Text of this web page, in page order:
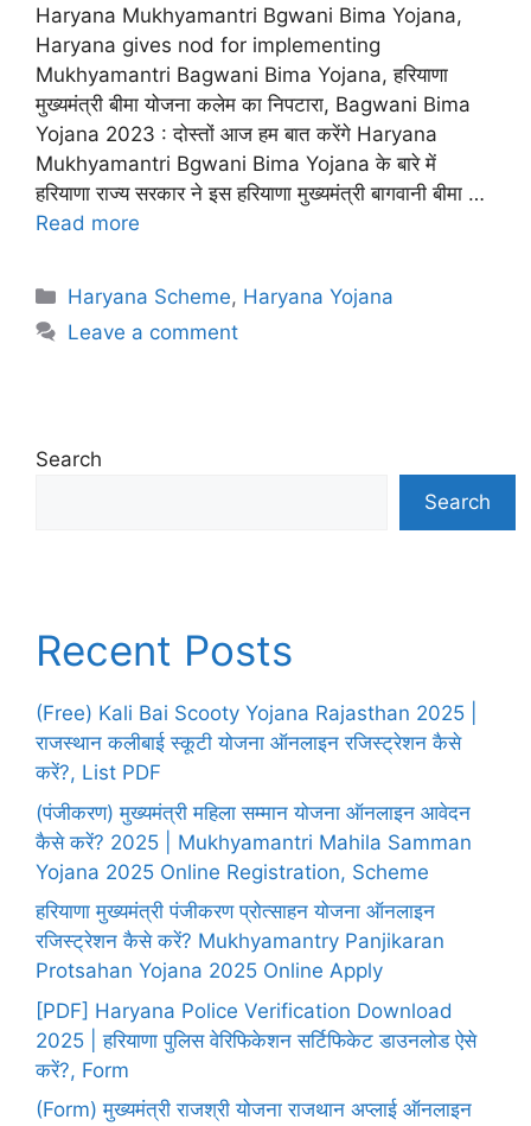
Haryana Mukhyamantri Bgwani Bima Yojana,
Haryana gives nod for implementing
Mukhyamantri Bagwani Bima Yojana, हरियाणा
मुख्यमंत्री बीमा योजना कलेम का निपटारा, Bagwani Bima
Yojana 2023 : दोस्तों आज हम बात करेंगे Haryana
Mukhyamantri Bgwani Bima Yojana के बारे में
हरियाणा राज्य सरकार ने इस हरियाणा मुख्यमंत्री बागवानी बीमा …
Read more
Categories
Haryana Scheme, Haryana Yojana
Leave a comment
Search
Search
Recent Posts
(Free) Kali Bai Scooty Yojana Rajasthan 2025 |
राजस्थान कलीबाई स्कूटी योजना ऑनलाइन रजिस्ट्रेशन कैसे
करें?, List PDF
(पंजीकरण) मुख्यमंत्री महिला सम्मान योजना ऑनलाइन आवेदन
कैसे करें? 2025 | Mukhyamantri Mahila Samman
Yojana 2025 Online Registration, Scheme
हरियाणा मुख्यमंत्री पंजीकरण प्रोत्साहन योजना ऑनलाइन
रजिस्ट्रेशन कैसे करें? Mukhyamantry Panjikaran
Protsahan Yojana 2025 Online Apply
[PDF] Haryana Police Verification Download
2025 | हरियाणा पुलिस वेरिफिकेशन सर्टिफिकेट डाउनलोड ऐसे
करें?, Form
(Form) मुख्यमंत्री राजश्री योजना राजथान अप्लाई ऑनलाइन